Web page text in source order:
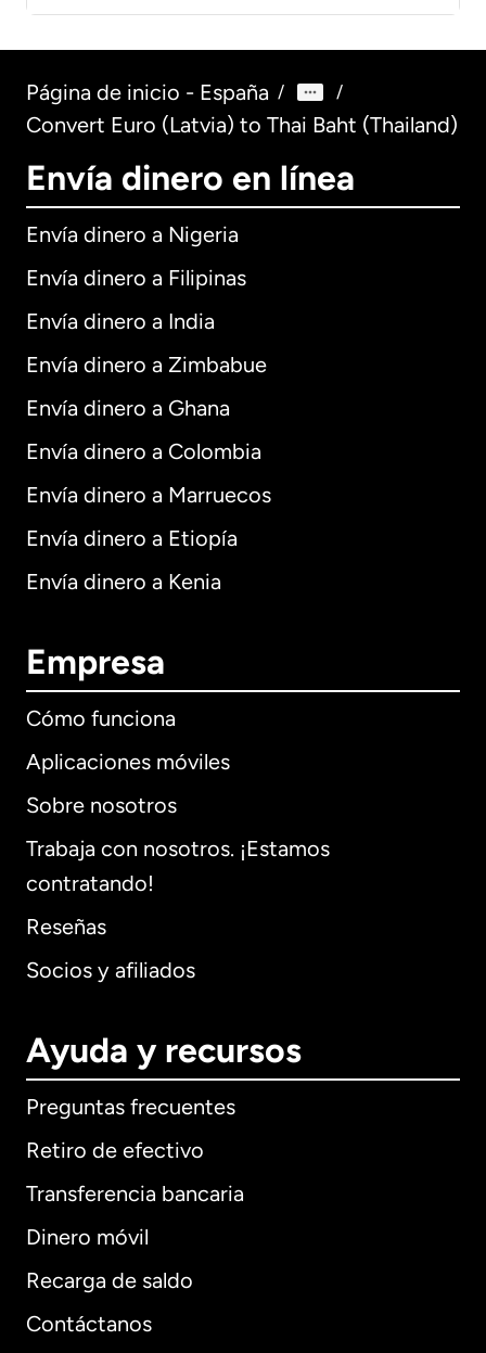
Página de inicio - España / /
Convert Euro (Latvia) to Thai Baht (Thailand)
Envía dinero en línea
Envía dinero a Nigeria
Envía dinero a Filipinas
Envía dinero a India
Envía dinero a Zimbabue
Envía dinero a Ghana
Envía dinero a Colombia
Envía dinero a Marruecos
Envía dinero a Etiopía
Envía dinero a Kenia
Empresa
Cómo funciona
Aplicaciones móviles
Sobre nosotros
Trabaja con nosotros. ¡Estamos
contratando!
Reseñas
Socios y afiliados
Ayuda y recursos
Preguntas frecuentes
Retiro de efectivo
Transferencia bancaria
Dinero móvil
Recarga de saldo
Contáctanos